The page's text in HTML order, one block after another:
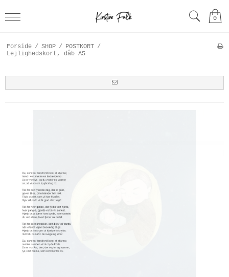
0
Forside / SHOP / POSTKORT /
Lejlighedskort, dåb A5